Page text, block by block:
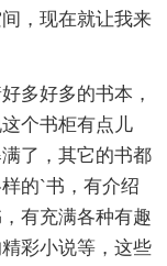
，现在就让我来
多好多的书本，
个书柜有点儿
了，其它的书都
的`书，有介绍
有充满各种有趣
彩小说等，这些